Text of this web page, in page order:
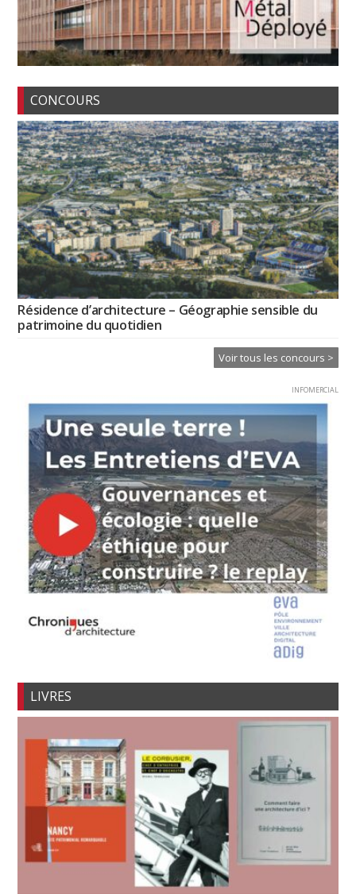
CONCOURS
Résidence d’architecture – Géographie sensible du
patrimoine du quotidien
Voir tous les concours >
INFOMERCIAL
LIVRES